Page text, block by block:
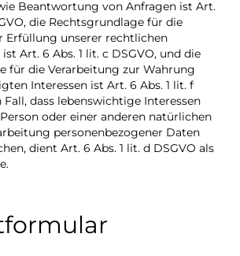
Beantwortung von Anfragen ist Art.
die Rechtsgrundlage für die
Erfüllung unserer rechtlichen
Art. 6 Abs. 1 lit. c DSGVO, und die
für die Verarbeitung zur Wahrung
Interessen ist Art. 6 Abs. 1 lit. f
Fall, dass lebenswichtige Interessen
oder einer anderen natürlichen
personenbezogener Daten
dient Art. 6 Abs. 1 lit. d DSGVO als